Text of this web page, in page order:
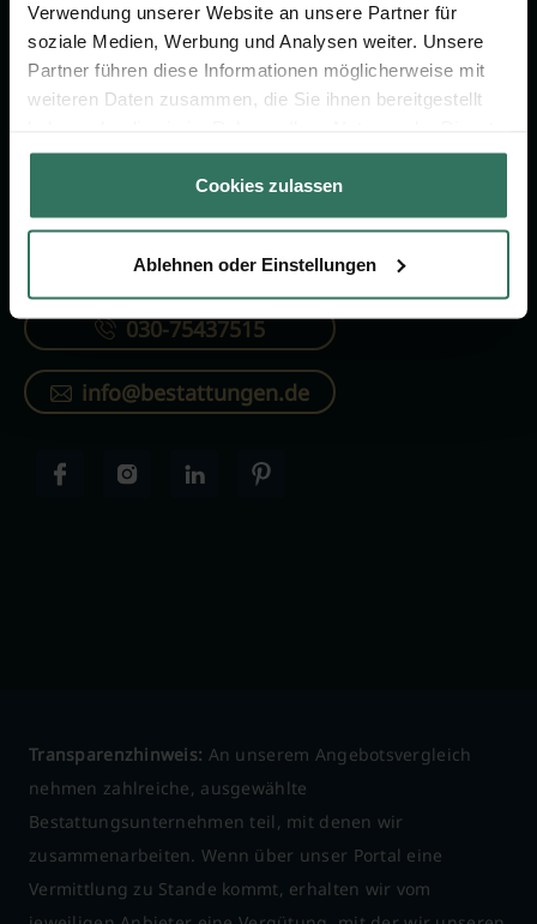
Verwendung unserer Website an unsere Partner für
soziale Medien, Werbung und Analysen weiter. Unsere
Partner führen diese Informationen möglicherweise mit
weiteren Daten zusammen, die Sie ihnen bereitgestellt
gesammelt haben.
Cookies zulassen
Ablehnen oder Einstellungen
FÜR SIE
Vergleich
Verzeichnis
FÜR BESTATTER
Online-Portal
KONTAKTIEREN SIE UNS
030-75437515
info@bestattungen.de
Transparenzhinweis: An unserem Angebotsvergleich
nehmen zahlreiche, ausgewählte
Bestattungsunternehmen teil, mit denen wir
zusammenarbeiten. Wenn über unser Portal eine
Vermittlung zu Stande kommt, erhalten wir vom